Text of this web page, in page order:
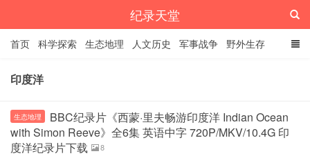
纪录天堂
首页 科学探索 生态地理 人文历史 军事战争 野外生存
经典纪录
印度洋
生态地理
BBC纪录片《西蒙·里夫畅游印度洋 Indian Ocean
with Simon Reeve》全6集 英语中字 720P/MKV/10.4G 印
度洋纪录片下载
8